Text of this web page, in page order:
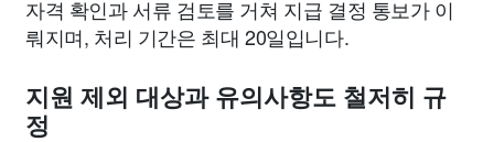
자격 확인과 서류 검토를 거쳐 지급 결정 통보가 이
뤄지며, 처리 기간은 최대 20일입니다.
지원 제외 대상과 유의사항도 철저히 규
정